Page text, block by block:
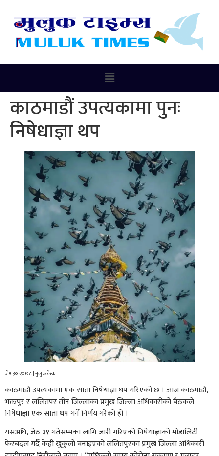
काठमाडौं उपत्यकामा पुनः
निषेधाज्ञा थप
जेष्ठ ३० २०७८ | मुलुक डेस्क
काठमाडौं उपत्यकामा एक साता निषेधाज्ञा थप गरिएको छ । आज काठमाडौं,
भक्तपुर र ललितपर तीन जिल्लाका प्रमुख जिल्ला अधिकारीको बैठकले
निषेधाज्ञा एक साता थप गर्ने निर्णय गरेको हो ।
यसअघि, जेठ ३१ गतेसम्मका लागि जारी गरिएको निषेधाज्ञाको मोडालिटी
फेरबदल गर्दै केही खुकुलो बनाइएको ललितपुरका प्रमुख जिल्ला अधिकारी